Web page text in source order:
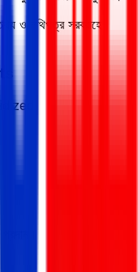
ও নথিপত্র সরবরাহে